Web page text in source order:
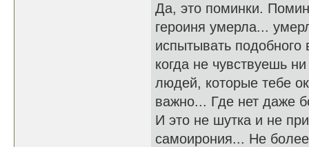
Да, это поминки.
героиня умерла...
испытывать
когда не чувствуешь
людей, которые тебе
важно... Где нет даже
И это не шутка и не
самоирония... Не